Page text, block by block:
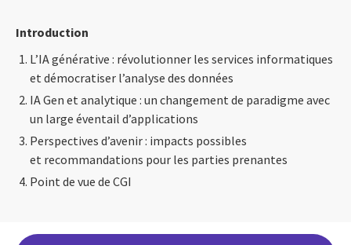
Introduction
L’IA générative : révolutionner les services informatiques
et démocratiser l’analyse des données
IA Gen et analytique : un changement de paradigme avec
un large éventail d’applications
Perspectives d’avenir : impacts possibles
et recommandations pour les parties prenantes
Point de vue de CGI